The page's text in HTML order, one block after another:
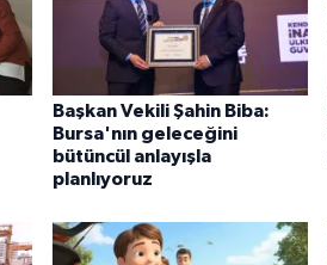
Başkan Vekili Şahin Biba:
Bursa'nın geleceğini
bütüncül anlayışla
planlıyoruz